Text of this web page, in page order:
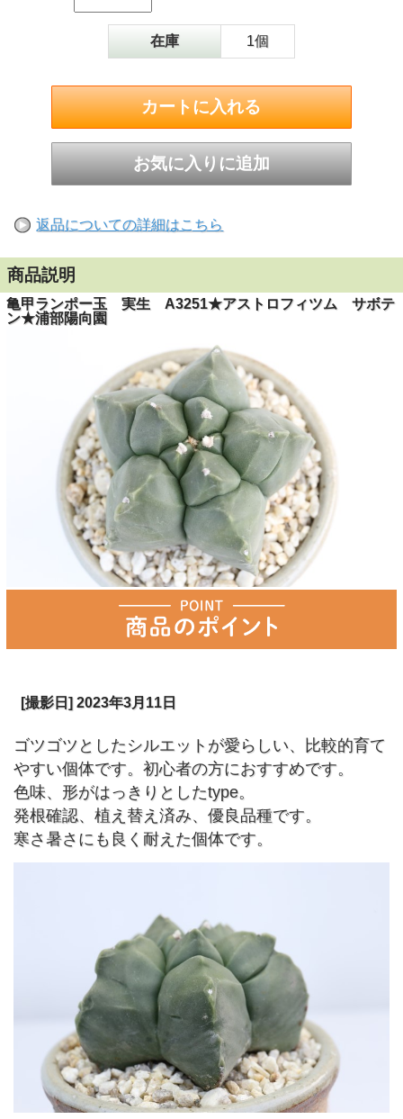
在庫 1個
返品についての詳細はこちら
商品説明
亀甲ランポー玉 実生 A3251★アストロフィツム サボテ
ン★浦部陽向園
[撮影日] 2023年3月11日
ゴツゴツとしたシルエットが愛らしい、比較的育て
やすい個体です。初心者の方におすすめです。
色味、形がはっきりとしたtype。
発根確認、植え替え済み、優良品種です。
寒さ暑さにも良く耐えた個体です。